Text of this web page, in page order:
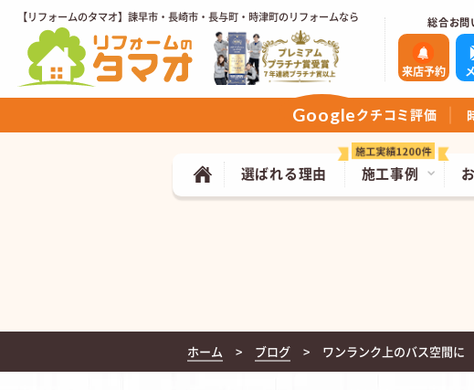
【リフォームのタマオ】諫早市・長崎市・長与町・時津町のリフォームなら 総合お問
来店予約
施工事例
選ばれる理由
Googleクチコミ評価
ホーム ブログ ワンランク上のバス空間に